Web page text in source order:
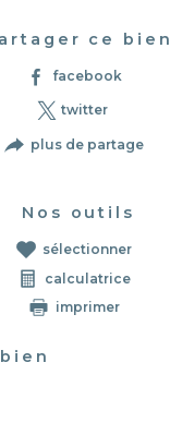
ce bien
facebook
twitter
plus de partage
Nos outils
sélectionner
calculatrice
imprimer